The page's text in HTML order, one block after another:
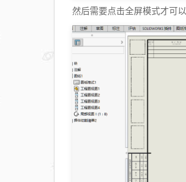
然后需要点击全屏模式才可以